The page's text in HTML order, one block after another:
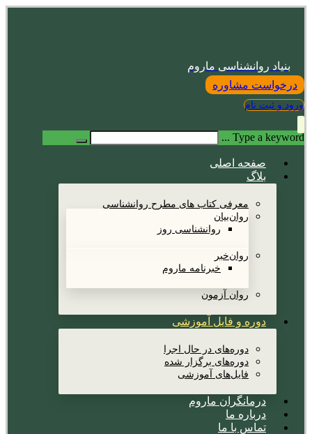
بنیاد روانشناسی ماروم
درخواست مشاوره
ورود و ثبت نام
Type a keyword ...
صفحه اصلی
بلاگ
معرفی کتاب های مطرح روانشناسی
روان‌بیان
روانشناسی روز
روان‌خبر
خبرنامه ماروم
روان آزمون
دوره و فایل آموزشی
دوره‌های در حال اجرا
دوره‌های برگزار شده
فایل‌های آموزشی
درمانگران ماروم
درباره ما
تماس با ما